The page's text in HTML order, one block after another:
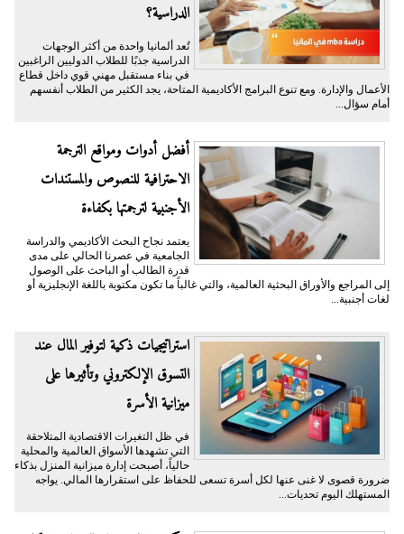
الدراسية؟
تُعد ألمانيا واحدة من أكثر الوجهات
الدراسية جذبًا للطلاب الدوليين الراغبين
في بناء مستقبل مهني قوي داخل قطاع
الأعمال والإدارة. ومع تنوع البرامج الأكاديمية المتاحة، يجد الكثير من الطلاب أنفسهم
أمام سؤال...
أفضل أدوات ومواقع الترجمة
الاحترافية للنصوص والمستندات
الأجنبية لترجمتها بكفاءة
يعتمد نجاح البحث الأكاديمي والدراسة
الجامعية في عصرنا الحالي على مدى
قدرة الطالب أو الباحث على الوصول
إلى المراجع والأوراق البحثية العالمية، والتي غالباً ما تكون مكتوبة باللغة الإنجليزية أو
لغات أجنبية...
​استراتيجيات ذكية لتوفير المال عند
التسوق الإلكتروني وتأثيرها على
ميزانية الأسرة
​في ظل التغيرات الاقتصادية المتلاحقة
التي تشهدها الأسواق العالمية والمحلية
حالياً، أصبحت إدارة ميزانية المنزل بذكاء
ضرورة قصوى لا غنى عنها لكل أسرة تسعى للحفاظ على استقرارها المالي. يواجه
المستهلك اليوم تحديات...